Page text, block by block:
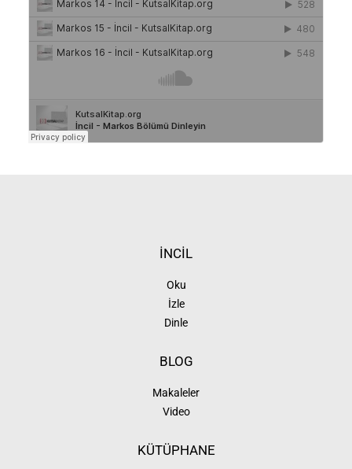
İNCİL
Oku
İzle
Dinle
BLOG
Makaleler
Video
KÜTÜPHANE